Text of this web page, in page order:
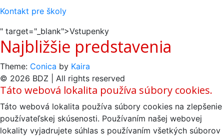
Kontakt pre školy
" target="_blank">Vstupenky
Najbližšie predstavenia
Theme: Conica by Kaira
© 2026 BDZ | All rights reserved
Táto webová lokalita používa súbory cookies.
Táto webová lokalita používa súbory cookies na zlepšenie
používateľskej skúsenosti. Používaním našej webovej
lokality vyjadrujete súhlas s používaním všetkých súborov